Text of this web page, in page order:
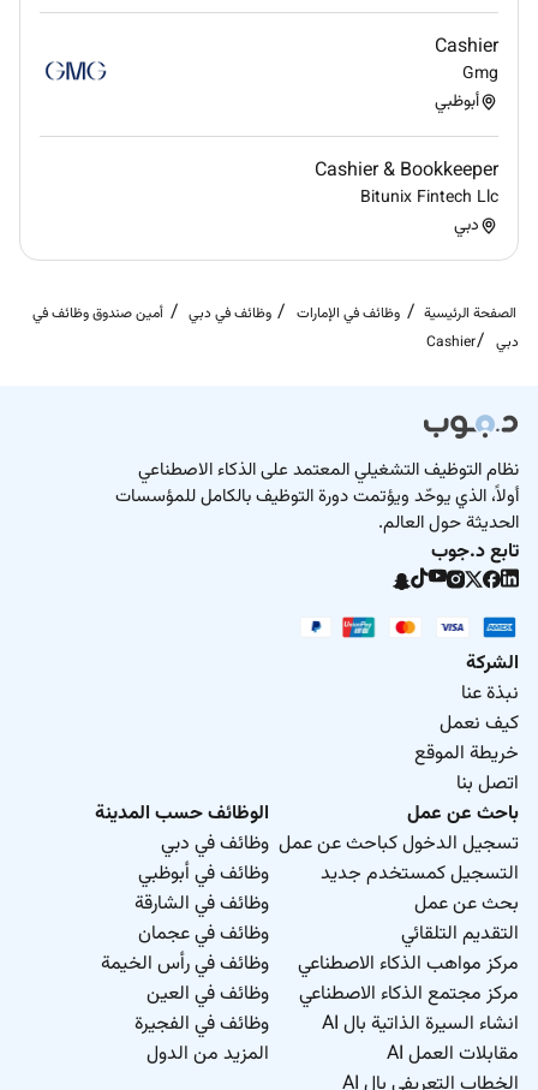
Cashier
Gmg
أبوظبي
Cashier & Bookkeeper
Bitunix Fintech Llc
دبي
الصفحة الرئيسية وظائف في الإمارات وظائف في دبي
أمين صندوق وظائف في
دبي
Cashier
نظام التوظيف التشغيلي المعتمد على الذكاء الاصطناعي
أولاً، الذي يوحّد ويؤتمت دورة التوظيف بالكامل للمؤسسات
الحديثة حول العالم.
تابع د.جوب
الشركة
نبذة عنا
كيف نعمل
خريطة الموقع
اتصل بنا
باحث عن عمل
تسجيل الدخول كباحث عن عمل
التسجيل كمستخدم جديد
بحث عن عمل
التقديم التلقائي
مركز مواهب الذكاء الاصطناعي
مركز مجتمع الذكاء الاصطناعي
انشاء السيرة الذاتية بال AI
مقابلات العمل AI
الوظائف حسب المدينة
وظائف في دبي
وظائف في أبوظبي
وظائف في الشارقة
وظائف في عجمان
وظائف في رأس الخيمة
وظائف في العين
وظائف في الفجيرة
المزيد من الدول